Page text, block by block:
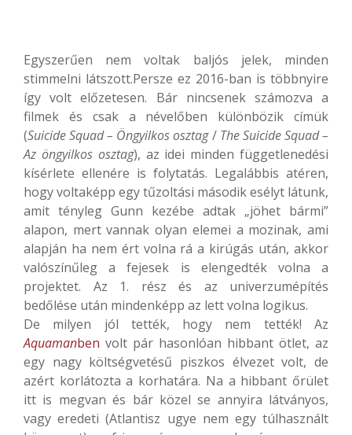
Egyszerűen nem voltak baljós jelek, minden
stimmelni látszott.Persze ez 2016-ban is többnyire
így volt előzetesen. Bár nincsenek számozva a
filmek és csak a névelőben különbözik címük
(Suicide Squad – Öngyilkos osztag/ The Suicide Squad –
Az öngyilkos osztag), az idei minden függetlenedési
kísérlete ellenére is folytatás. Legalábbis atéren,
hogy voltaképp egy tűzoltási második esélyt látunk,
amit tényleg Gunn kezébe adtak „jöhet bármi”
alapon, mert vannak olyan elemei a mozinak, ami
alapján ha nem ért volna rá a kirúgás után, akkor
valószínűleg a fejesek is elengedték volna a
projektet. Az 1. rész és az univerzumépítés
bedőlése után mindenképp az lett volna logikus.
De milyen jól tették, hogy nem tették! Az
Aquamanben volt pár hasonlóan hibbant ötlet, az
egy nagy költségvetésű piszkos élvezet volt, de
azért korlátozta a korhatára. Na a hibbant őrület
itt is megvan és bár közel se annyira látványos,
vagy eredeti (Atlantisz ugye nem egy túlhasznált